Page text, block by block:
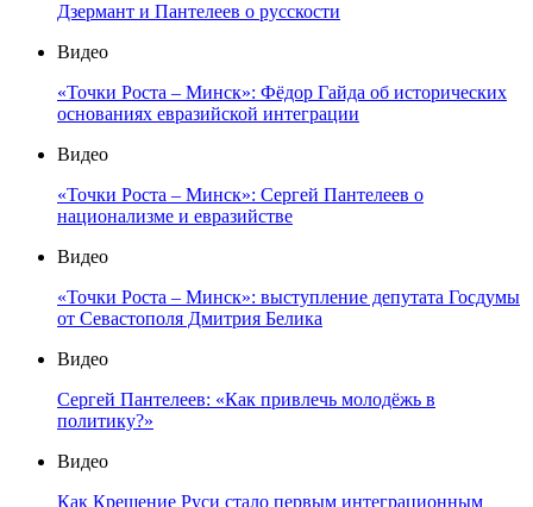
Дзермант и Пантелеев о русскости
Видео
«Точки Роста – Минск»: Фёдор Гайда об исторических
основаниях евразийской интеграции
Видео
«Точки Роста – Минск»: Сергей Пантелеев о
национализме и евразийстве
Видео
«Точки Роста – Минск»: выступление депутата Госдумы
от Севастополя Дмитрия Белика
Видео
Сергей Пантелеев: «Как привлечь молодёжь в
политику?»
Видео
Как Крещение Руси стало первым интеграционным